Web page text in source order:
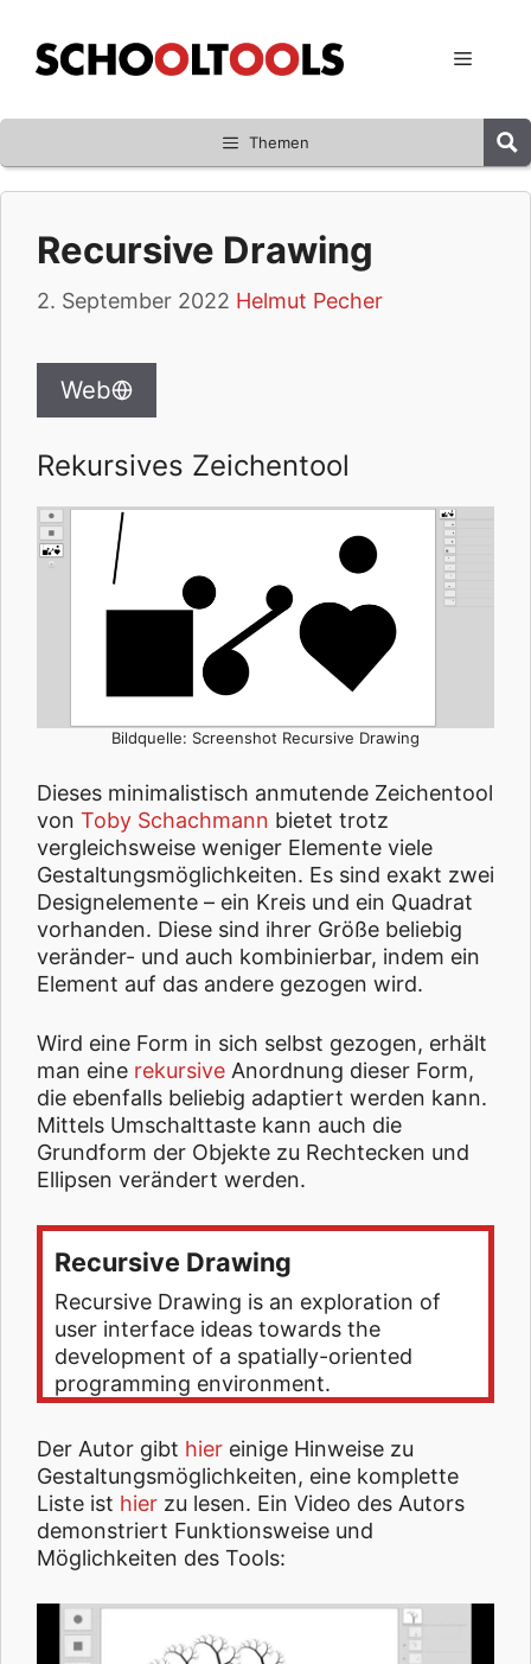
Inhalt
springen
Menü
Themen
Recursive Drawing
2. September 2022 Helmut Pecher
Web
Rekursives Zeichentool
Bildquelle: Screenshot Recursive Drawing
Dieses minimalistisch anmutende Zeichentool
von Toby Schachmann bietet trotz
vergleichsweise weniger Elemente viele
Gestaltungsmöglichkeiten. Es sind exakt zwei
Designelemente – ein Kreis und ein Quadrat
vorhanden. Diese sind ihrer Größe beliebig
veränder- und auch kombinierbar, indem ein
Element auf das andere gezogen wird.
Wird eine Form in sich selbst gezogen, erhält
man eine rekursive Anordnung dieser Form,
die ebenfalls beliebig adaptiert werden kann.
Mittels Umschalttaste kann auch die
Grundform der Objekte zu Rechtecken und
Ellipsen verändert werden.
Recursive Drawing
Recursive Drawing is an exploration of
user interface ideas towards the
development of a spatially-oriented
programming environment.
Der Autor gibt hier einige Hinweise zu
Gestaltungsmöglichkeiten, eine komplette
Liste ist hier zu lesen. Ein Video des Autors
demonstriert Funktionsweise und
Möglichkeiten des Tools: